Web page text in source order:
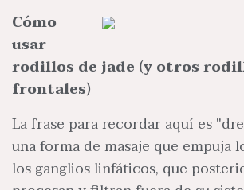
Cómo
usar
rodillos de jade (y otros
frontales)
La frase para recordar aquí es
una forma de masaje que empuja
los ganglios linfáticos, que